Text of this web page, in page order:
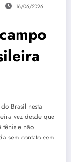
16/06/2026
Brasil nesta
vez desde que
tênis e não
sem contato com